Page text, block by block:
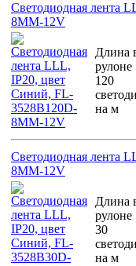
Светодиодная лента
8MM-12V
Длина
рулоне
120
на м
Светодиодная лента
8MM-12V
Длина
рулоне
30
на м